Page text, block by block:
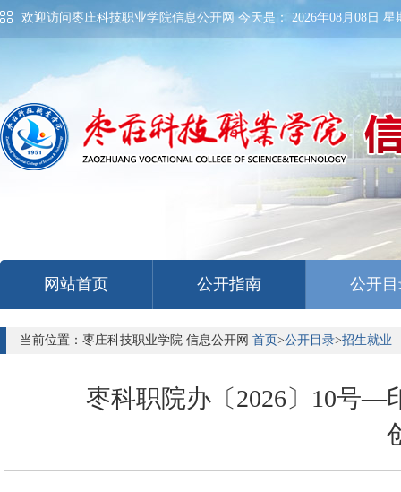
欢迎访问枣庄科技职业学院信息公开网 今天是： 2026年08月08日 星
网站首页 公开指南 公开
当前位置：枣庄科技职业学院 信息公开网 首页>公开目录>招生就业
枣科职院办〔2026〕10号—